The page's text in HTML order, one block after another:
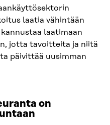
laatia vähintään
laatimaan
jotta tavoitteita ja niitä
päivittää uusimman
on